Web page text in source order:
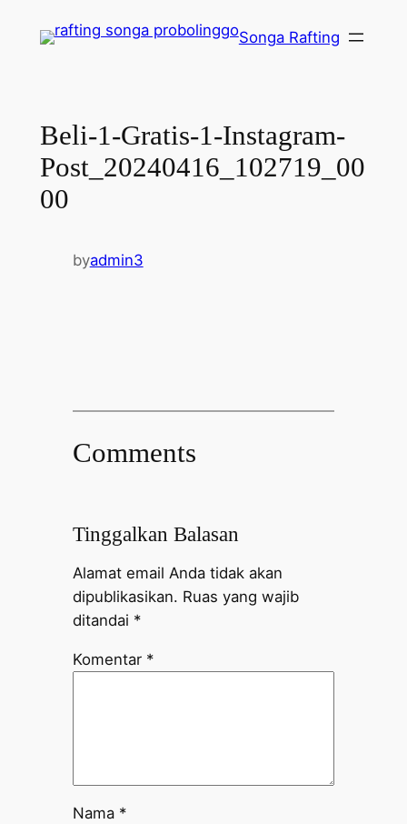
Songa Rafting
Beli-1-Gratis-1-Instagram-
Post_20240416_102719_00
00
byadmin3
Comments
Tinggalkan Balasan
Alamat email Anda tidak akan
dipublikasikan. Ruas yang wajib
ditandai *
Komentar *
Nama *